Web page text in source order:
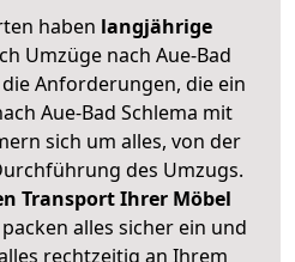
haben langjährige
Umzüge nach Aue-Bad
Anforderungen, die ein
Aue-Bad Schlema mit
sich um alles, von der
des Umzugs.
Transport Ihrer Möbel
packen alles sicher ein und
rechtzeitig an Ihrem